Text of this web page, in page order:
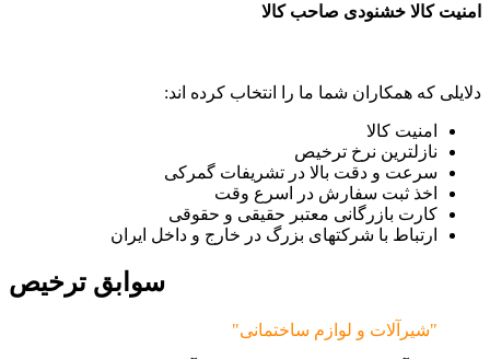
امنیت کالا خشنودی صاحب کالا
دلایلی که همکاران شما ما را انتخاب کرده اند:
امنیت کالا
نازلترین نرخ ترخیص
سرعت و دقت بالا در تشریفات گمرکی
اخذ ثبت سفارش در اسرع وقت
کارت بازرگانی معتبر حقیقی و حقوقی
ارتباط با شرکتهای بزرگ در خارج و داخل ایران
سوابق ترخیص
"شیرآلات و لوازم ساختمانی"